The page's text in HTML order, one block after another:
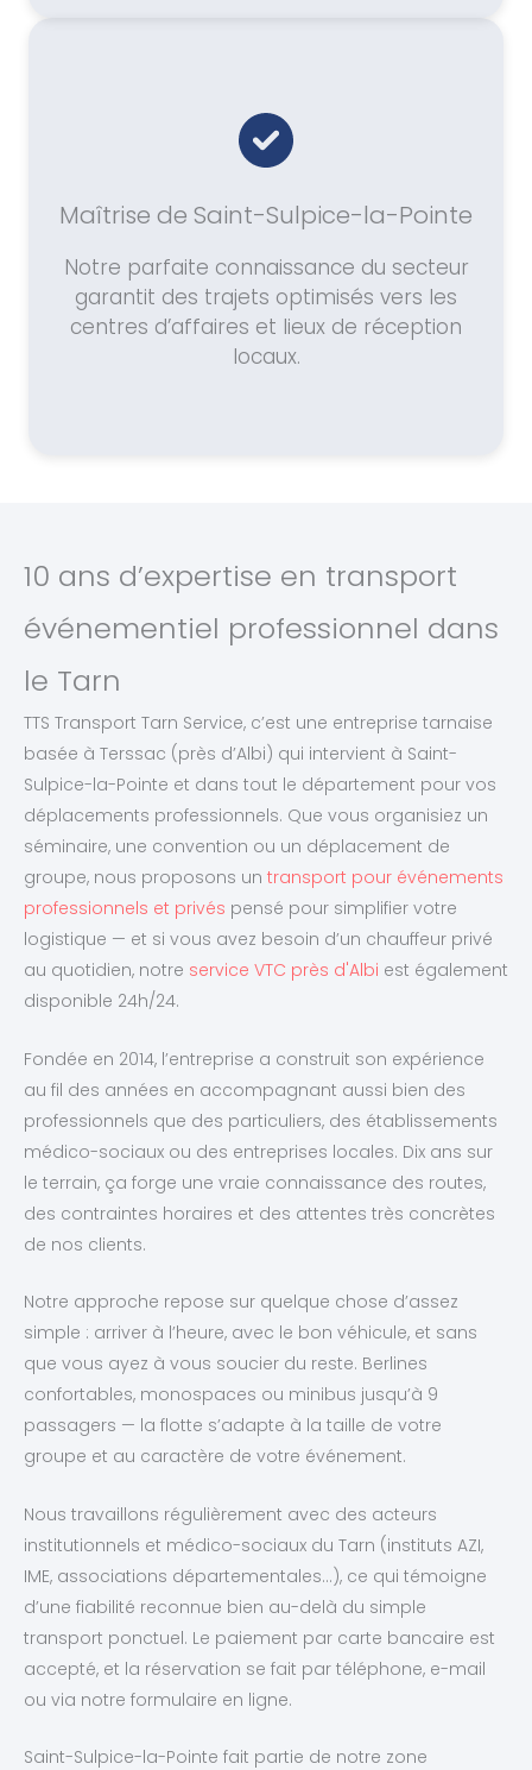
Maîtrise de Saint-Sulpice-la-Pointe
Notre parfaite connaissance du secteur
garantit des trajets optimisés vers les
centres d’affaires et lieux de réception
locaux.
10 ans d’expertise en transport
événementiel professionnel dans
le Tarn
TTS Transport Tarn Service, c’est une entreprise tarnaise
basée à Terssac (près d’Albi) qui intervient à Saint-
Sulpice-la-Pointe et dans tout le département pour vos
déplacements professionnels. Que vous organisiez un
séminaire, une convention ou un déplacement de
groupe, nous proposons un transport pour événements
professionnels et privés pensé pour simplifier votre
logistique — et si vous avez besoin d’un chauffeur privé
au quotidien, notre service VTC près d'Albi est également
disponible 24h/24.
Fondée en 2014, l’entreprise a construit son expérience
au fil des années en accompagnant aussi bien des
professionnels que des particuliers, des établissements
médico-sociaux ou des entreprises locales. Dix ans sur
le terrain, ça forge une vraie connaissance des routes,
des contraintes horaires et des attentes très concrètes
de nos clients.
Notre approche repose sur quelque chose d’assez
simple : arriver à l’heure, avec le bon véhicule, et sans
que vous ayez à vous soucier du reste. Berlines
confortables, monospaces ou minibus jusqu’à 9
passagers — la flotte s’adapte à la taille de votre
groupe et au caractère de votre événement.
Nous travaillons régulièrement avec des acteurs
institutionnels et médico-sociaux du Tarn (instituts AZI,
IME, associations départementales…), ce qui témoigne
d’une fiabilité reconnue bien au-delà du simple
transport ponctuel. Le paiement par carte bancaire est
accepté, et la réservation se fait par téléphone, e-mail
ou via notre formulaire en ligne.
Saint-Sulpice-la-Pointe fait partie de notre zone